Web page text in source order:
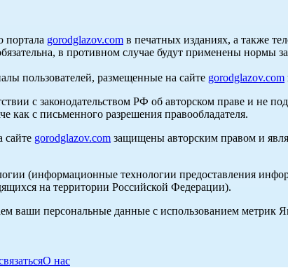
портала gorodglazov.com в печатных изданиях, а также
в противном случае будут применены нормы
пользователей, размещенные на сайте gorodglazov.com
с законодательством РФ об авторском праве и не
как с письменного разрешения правообладателя.
сайте gorodglazov.com защищены авторским правом и
(информационные технологии предоставления
на территории Российской Федерации).
ваши персональные данные с использованием метрик
О нас